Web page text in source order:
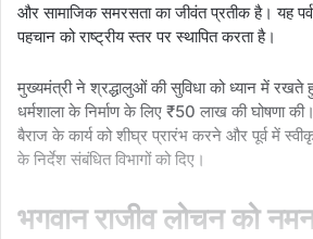
और सामाजिक समरसता का जीवंत प्रतीक है। यह
पहचान को राष्ट्रीय स्तर पर स्थापित करता है।
मुख्यमंत्री ने श्रद्धालुओं की सुविधा को ध्यान में रखते
धर्मशाला के निर्माण के लिए ₹50 लाख की घोषणा
बैराज के कार्य को शीघ्र प्रारंभ करने और पूर्व में
के निर्देश संबंधित विभागों को दिए।
भगवान राजीव लोचन को